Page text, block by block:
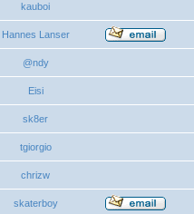
kauboi
Hannes Lanser
@ndy
Eisi
sk8er
tgiorgio
chrizw
skaterboy